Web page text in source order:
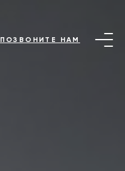
ПОЗВОНИТЕ НАМ